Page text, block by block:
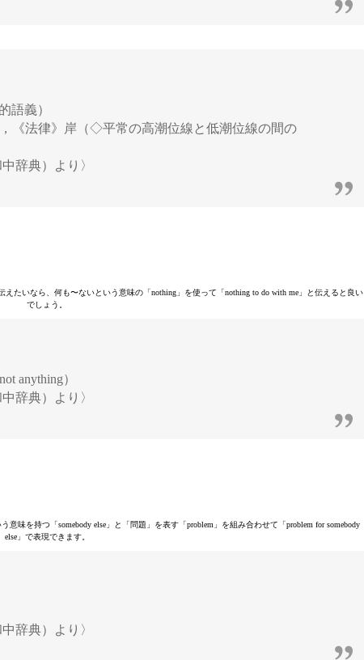
語義）
《法律》岸（◇平常の高潮位線と低潮位線の間の
辞典）より〉
たいなら、何も〜ないという意味の「nothing」を使って「nothing to do with me」と伝えると良い
でしょう。
anything）
辞典）より〉
味を持つ「somebody else」と「問題」を表す「problem」を組み合わせて「problem for somebody
else」で表現できます。
辞典）より〉